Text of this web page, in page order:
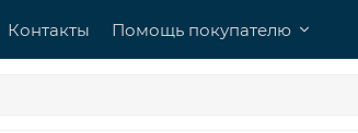
Контакты Помощь покупателю